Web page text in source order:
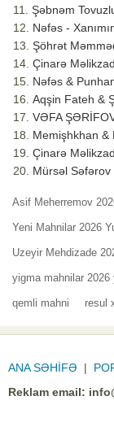
Şəbnəm
Nəfəs -
Şöhrət
Çinarə
Nəfəs &
Aqşin Fateh &
VƏFA
Memişhkhan &
Çinarə
Mürsəl Səfərov
Asif Meherremov
Yeni Mahnilar 2026
Uzeyir Mehdizade
yigma mahnilar 2026
qemli mahni resul
ANA SƏHİFƏ |
Reklam email: